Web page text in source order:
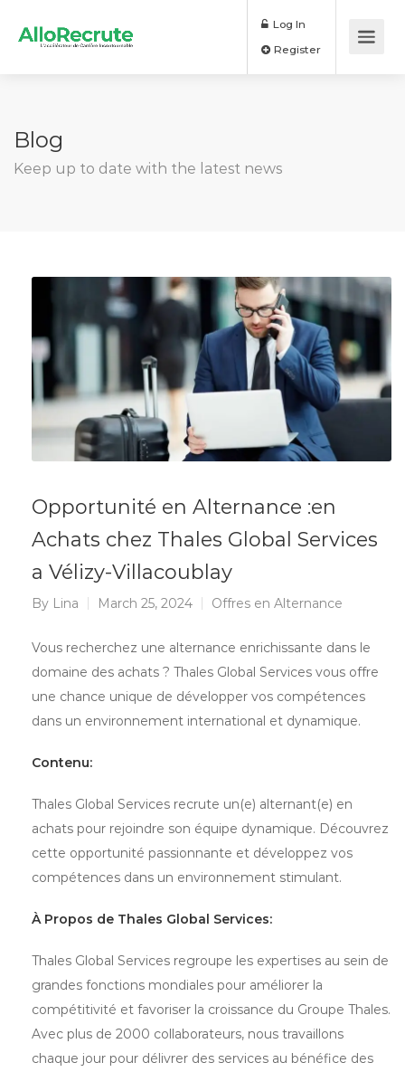
Log In
Blog
Keep up to date with the latest news
Opportunité en Alternance :en
Achats chez Thales Global Services
a Vélizy-Villacoublay
By Lina March 25, 2024 Offres en Alternance
Vous recherchez une alternance enrichissante dans le
domaine des achats ? Thales Global Services vous offre
une chance unique de développer vos compétences
dans un environnement international et dynamique.
Contenu:
Thales Global Services recrute un(e) alternant(e) en
achats pour rejoindre son équipe dynamique. Découvrez
cette opportunité passionnante et développez vos
compétences dans un environnement stimulant.
À Propos de Thales Global Services:
Thales Global Services regroupe les expertises au sein de
grandes fonctions mondiales pour améliorer la
compétitivité et favoriser la croissance du Groupe Thales.
Avec plus de 2000 collaborateurs, nous travaillons
chaque jour pour délivrer des services au bénéfice des